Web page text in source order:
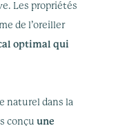
Les propriétés
de l’oreiller
optimal qui
naturel dans la
conçu une